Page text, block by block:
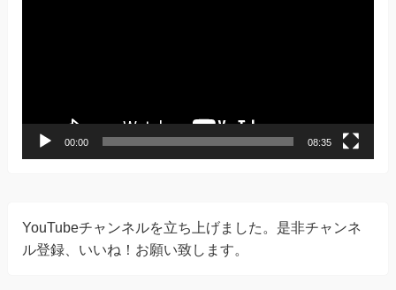
00:00 08:35
YouTubeチャンネルを立ち上げました。是非チャンネ
ル登録、いいね！お願い致します。